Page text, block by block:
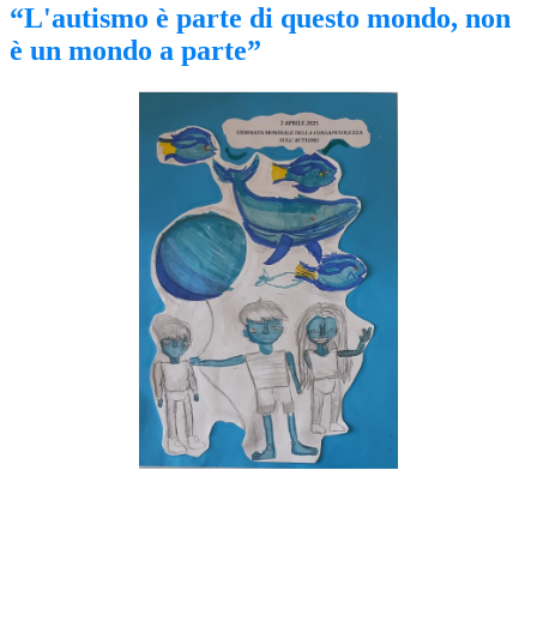
“L'autismo è parte di questo mondo, non
è un mondo a parte”